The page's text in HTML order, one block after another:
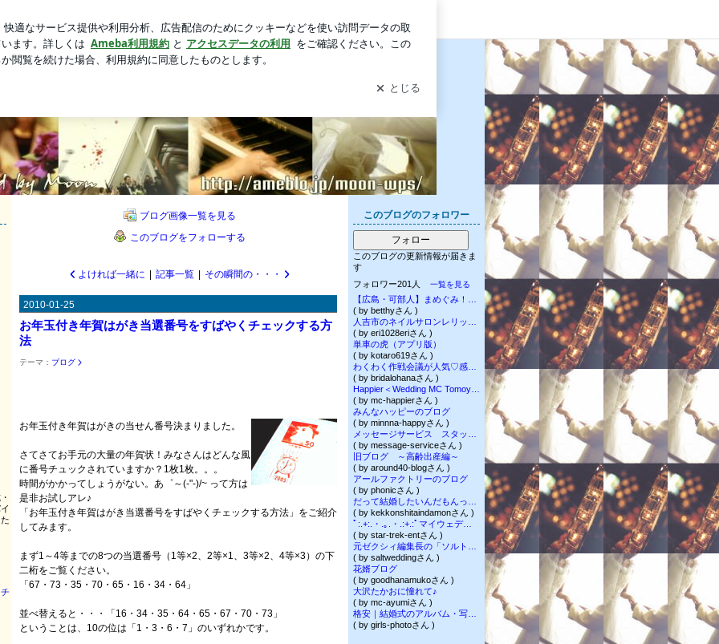
出のいろんなカタチ ◆◇◆
ない父の言動
宴演出のいろんなカタチ ◆◇◆
ナルウエディング、披露宴演出のアイデア、アドバイス、ＢＧＭ等々をご紹介します
ブログ画像一覧を見る
このブログをフォローする
よければ一緒に 記事一覧 その瞬間の・・・
2010-01-25
お年玉付き年賀はがき当選番号をすばやくチェックする方
法
テーマ： ブログ
お年玉付き年賀はがきの当せん番号決まりました。
さてさてお手元の大量の年賀状！みなさんはどんな風
に番号チュックされていますか？1枚1枚。。。
時間がかかってしょうがない。あ゜～(-"-)/~ って方は
是非お試しアレ♪
「お年玉付き年賀はがき当選番号をすばやくチェックする方法」をご紹介
してみます。
まず1～4等までの8つの当選番号（1等×2、2等×1、3等×2、4等×3）の下
二桁をご覧ください。
「67・73・35・70・65・16・34・64」
並べ替えると・・・「16・34・35・64・65・67・70・73」
ということは、10の位は「1・3・6・7」のいずれかです。
このブログのフォロワー
フォロー
このブログの更新情報が届きま
す
フォロワー201人
一覧を見る
( by betthyさん )
( by eri1028eriさん )
単車の虎（アプリ版）
( by kotaro619さん )
( by bridalohanaさん )
( by mc-happierさん )
みんなハッピーのブログ
( by minnna-happyさん )
( by message-serviceさん )
旧ブログ ～高齢出産編～
( by around40-blogさん )
アールファクトリーのブログ
( by phonicさん )
( by kekkonshitaindamonさん )
( by star-trek-entさん )
( by saltweddingさん )
花婿ブログ
( by goodhanamukoさん )
大沢たかおに憧れて♪
( by mc-ayumiさん )
( by girls-photoさん )